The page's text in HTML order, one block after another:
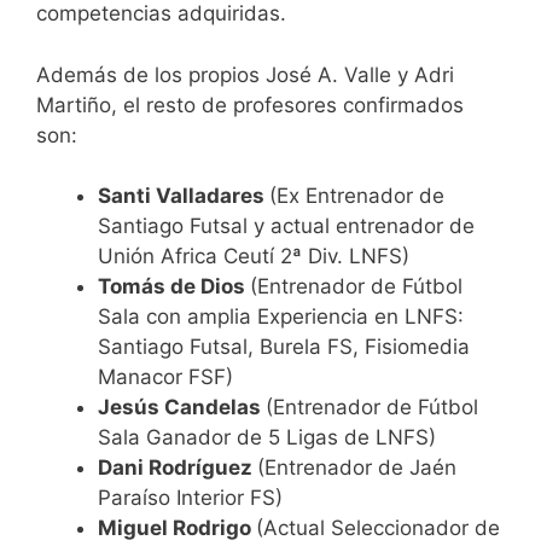
competencias adquiridas.
Además de los propios José A. Valle y Adri
Martiño, el resto de profesores confirmados
son:
Santi Valladares (Ex Entrenador de
Santiago Futsal y actual entrenador de
Unión Africa Ceutí 2ª Div. LNFS)
Tomás de Dios (Entrenador de Fútbol
Sala con amplia Experiencia en LNFS:
Santiago Futsal, Burela FS, Fisiomedia
Manacor FSF)
Jesús Candelas (Entrenador de Fútbol
Sala Ganador de 5 Ligas de LNFS)
Dani Rodríguez (Entrenador de Jaén
Paraíso Interior FS)
Miguel Rodrigo (Actual Seleccionador de